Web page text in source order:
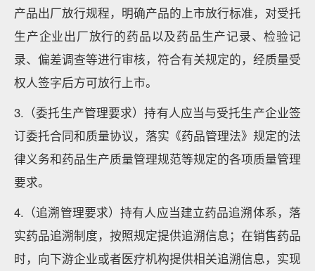
产品出厂放行规程，明确产品的上市放行标准，对受托
生产企业出厂放行的药品以及药品生产记录、检验记
录、偏差调查等进行审核，符合有关规定的，经质量受
权人签字后方可放行上市。
3.（委托生产管理要求）持有人应当与受托生产企业签
订委托合同和质量协议，落实《药品管理法》规定的法
律义务和药品生产质量管理规范等规定的各项质量管理
要求。
4.（追溯管理要求）持有人应当建立药品追溯体系，落
实药品追溯制度，按照规定提供追溯信息；在销售药品
时，向下游企业或者医疗机构提供相关追溯信息，实现